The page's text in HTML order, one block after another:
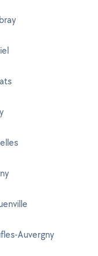
Auvergny